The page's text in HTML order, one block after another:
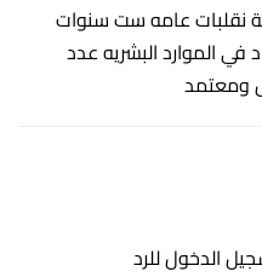
نقلبات عامه ست سنوات
الموارد البشريه عدد
الدخول للرد